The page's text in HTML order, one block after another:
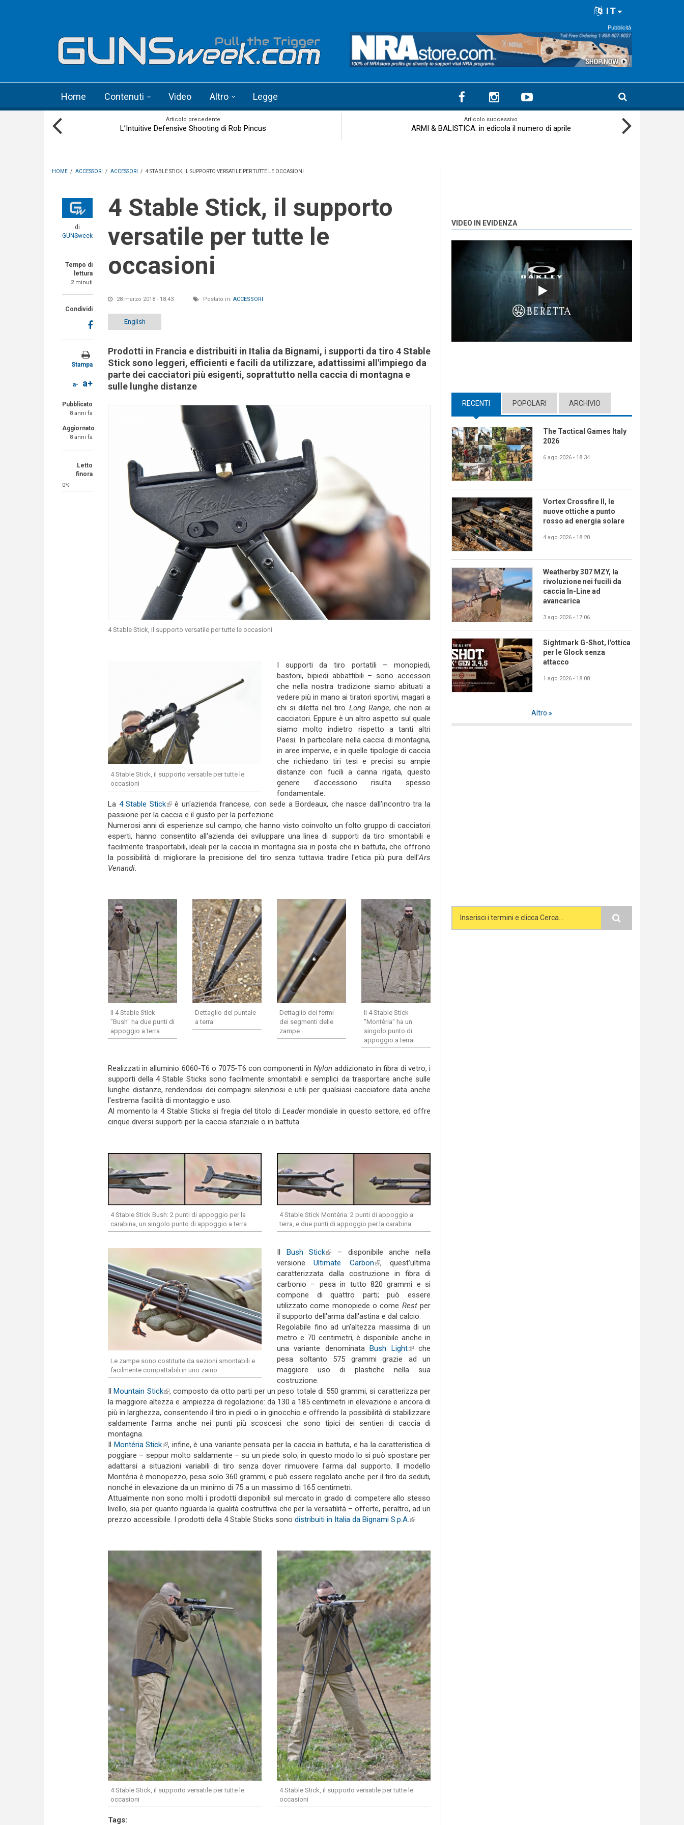
IT
Pubblicità
Home Contenuti Video Altro Legge
Articolo precedente
L’Intuitive Defensive Shooting di Rob Pincus
Articolo successivo
ARMI & BALISTICA: in edicola il numero di aprile
HOME / ACCESSORI / ACCESSORI / 4 STABLE STICK, IL SUPPORTO VERSATILE PER TUTTE LE OCCASIONI
di
GUNSweek
Tempo di
lettura
2 minuti
Condividi
Stampa
a- a+
Pubblicato
8 anni fa
Aggiornato
8 anni fa
Letto
finora
0%
4 Stable Stick, il supporto
versatile per tutte le
occasioni
28 marzo 2018 - 18:43 Postato in: ACCESSORI
English
Prodotti in Francia e distribuiti in Italia da Bignami, i supporti da tiro 4 Stable
Stick sono leggeri, efficienti e facili da utilizzare, adattissimi all'impiego da
parte dei cacciatori più esigenti, soprattutto nella caccia di montagna e
sulle lunghe distanze
4 Stable Stick, il supporto versatile per tutte le occasioni
4 Stable Stick, il supporto versatile per tutte le
occasioni
I supporti da tiro portatili – monopiedi,
bastoni, bipiedi abbattibili – sono accessori
che nella nostra tradizione siamo abituati a
vedere più in mano ai tiratori sportivi, magari a
chi si diletta nel tiro Long Range, che non ai
cacciatori. Eppure è un altro aspetto sul quale
siamo molto indietro rispetto a tanti altri
Paesi. In particolare nella caccia di montagna,
in aree impervie, e in quelle tipologie di caccia
che richiedano tiri tesi e precisi su ampie
distanze con fucili a canna rigata, questo
genere d'accessorio risulta spesso
fondamentale.
La 4 Stable Stick(link is external)
è un'azienda francese, con sede a Bordeaux, che nasce dall'incontro tra la
passione per la caccia e il gusto per la perfezione.
Numerosi anni di esperienze sul campo, che hanno visto coinvolto un folto gruppo di cacciatori
esperti, hanno consentito all'azienda dei sviluppare una linea di supporti da tiro smontabili e
facilmente trasportabili, ideali per la caccia in montagna sia in posta che in battuta, che offrono
la possibilità di migliorare la precisione del tiro senza tuttavia tradire l'etica più pura dell'Ars
Venandi.
Il 4 Stable Stick
"Bush" ha due punti di
appoggio a terra
Dettaglio del puntale
a terra
Dettaglio dei fermi
dei segmenti delle
zampe
Il 4 Stable Stick
"Montèria" ha un
singolo punto di
appoggio a terra
Realizzati in alluminio 6060-T6 o 7075-T6 con componenti in Nylonaddizionato in fibra di vetro, i
supporti della 4 Stable Sticks sono facilmente smontabili e semplici da trasportare anche sulle
lunghe distanze, rendendosi dei compagni silenziosi e utili per qualsiasi cacciatore data anche
l'estrema facilità di montaggio e uso.
Al momento la 4 Stable Sticks si fregia del titolo di Leadermondiale in questo settore, ed offre
cinque diversi supporti per la caccia stanziale o in battuta.
4 Stable Stick Bush: 2 punti di appoggio per la
carabina, un singolo punto di appoggio a terra
4 Stable Stick Montéria: 2 punti di appoggio a
terra, e due punti di appoggio per la carabina
Le zampe sono costituite da sezioni smontabili e
facilmente compattabili in uno zaino
Il Bush Stick(link is external)
– disponibile anche nella
versioneUltimate Carbon(link is external)
, quest'ultima
caratterizzata dalla costruzione in fibra di
carbonio – pesa in tutto 820 grammi e si
compone di quattro parti; può essere
utilizzato come monopiede o come Restper
il supporto dell'arma dall'astina e dal calcio.
Regolabile fino ad un'altezza massima di un
metro e 70 centimetri, è disponibile anche in
una variante denominataBush Light(link is
external)
che
pesa soltanto 575 grammi grazie ad un
maggiore uso di plastiche nella sua
costruzione.
IlMountain Stick(link is external)
, composto da otto parti per un peso totale di 550 grammi, si caratterizza per
la maggiore altezza e ampiezza di regolazione: da 130 a 185 centimetri in elevazione e ancora di
più in larghezza, consentendo il tiro in piedi o in ginocchio e offrendo la possibilità di stabilizzare
saldamente l'arma anche nei punti più scoscesi che sono tipici dei sentieri di caccia di
montagna.
Il Montéria Stick(link is external)
, infine, è una variante pensata per la caccia in battuta, e ha la caratteristica di
poggiare – seppur molto saldamente – su un piede solo; in questo modo lo si può spostare per
adattarsi a situazioni variabili di tiro senza dover rimuovere l'arma dal supporto. Il modello
Montéria è monopezzo, pesa solo 360 grammi, e può essere regolato anche per il tiro da seduti,
nonché in elevazione da un minimo di 75 a un massimo di 165 centimetri.
Attualmente non sono molti i prodotti disponibili sul mercato in grado di competere allo stesso
livello, sia per quanto riguarda la qualità costruttiva che per la versatilità – offerte, peraltro, ad un
prezzo accessibile. I prodotti della 4 Stable Sticks sono distribuiti in Italia da Bignami S.p.A.(link is
4 Stable Stick, il supporto versatile per tutte le
occasioni
4 Stable Stick, il supporto versatile per tutte le
occasioni
Tags:
VIDEO IN EVIDENZA
Play
RECENTI (ACTIVE TAB)
POPOLARI ARCHIVIO
The Tactical Games Italy
2026
6 ago 2026 - 18:34
Vortex Crossfire II, le
nuove ottiche a punto
rosso ad energia solare
4 ago 2026 - 18:20
Weatherby 307 MZY, la
rivoluzione nei fucili da
caccia In-Line ad
avancarica
3 ago 2026 - 17:06
Sightmark G-Shot, l'ottica
per le Glock senza
attacco
1 ago 2026 - 18:08
Altro
Search form